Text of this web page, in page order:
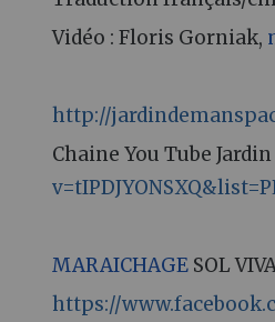
Vidéo : Floris Gorniak,
http://
Chaine You Tube
MARAICHAGE SOL
https://